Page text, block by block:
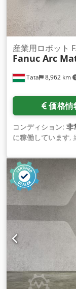
Tata 8,962 km
産業用ロボット
Fanuc Arc
価格情
コンディション: 非
に稼働しています,
メーカー:Fanuc,
ペンダントメーカー:
三相, 繰返し精度: